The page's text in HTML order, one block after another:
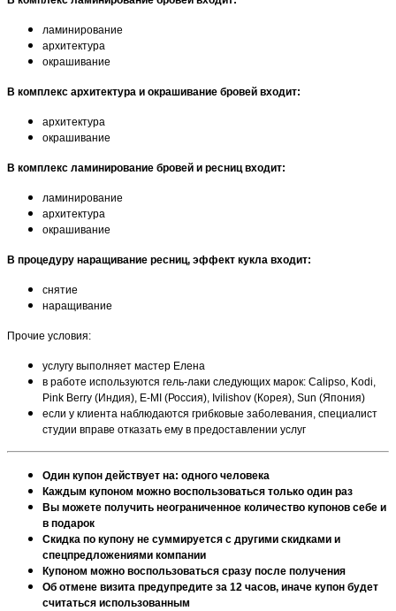
ламинирование
архитектура
окрашивание
В комплекс архитектура и окрашивание бровей входит:
архитектура
окрашивание
В комплекс ламинирование бровей и ресниц входит:
ламинирование
архитектура
окрашивание
В процедуру наращивание ресниц, эффект кукла входит:
снятие
наращивание
Прочие условия:
услугу выполняет мастер Елена
в работе используются гель-лаки следующих марок: Calipso, Kodi,
Pink Berry (Индия), E-MI (Россия), Ivilishov (Корея), Sun (Япония)
если у клиента наблюдаются грибковые заболевания, специалист
студии вправе отказать ему в предоставлении услуг
Один купон действует на: одного человека
Каждым купоном можно воспользоваться только один раз
Вы можете получить неограниченное количество купонов себе и
в подарок
Скидка по купону не суммируется с другими скидками и
спецпредложениями компании
Купоном можно воспользоваться сразу после получения
Об отмене визита предупредите за 12 часов, иначе купон будет
считаться использованным